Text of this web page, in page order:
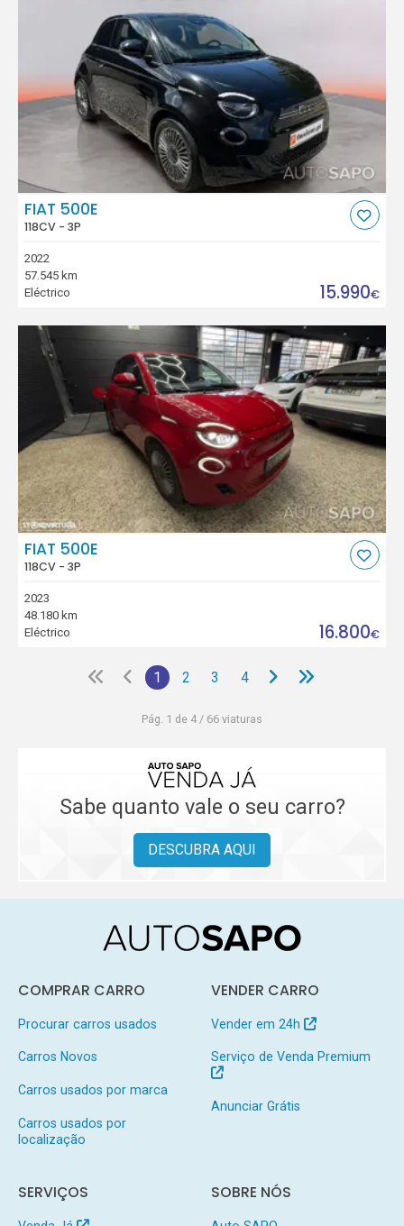
FIAT 500E
118CV - 3P
2022
57.545 km
Eléctrico
15.990€
FIAT 500E
118CV - 3P
2023
48.180 km
Eléctrico
16.800€
1 2 3 4
Pág. 1 de 4 / 66 viaturas
Sabe quanto vale o seu carro?
DESCUBRA AQUI
COMPRAR CARRO
Procurar carros usados
Carros Novos
Carros usados por marca
Carros usados por
localização
VENDER CARRO
Vender em 24h
Serviço de Venda Premium
Anunciar Grátis
SERVIÇOS SOBRE NÓS